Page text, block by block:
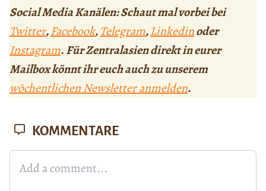
Social Media Kanälen: Schaut mal vorbei bei
Twitter,Facebook,Telegram,Linkedinoder
Instagram. Für Zentralasien direkt in eurer
Mailbox könnt ihr euch auch zu unserem
wöchentlichen Newsletter anmelden.
KOMMENTARE